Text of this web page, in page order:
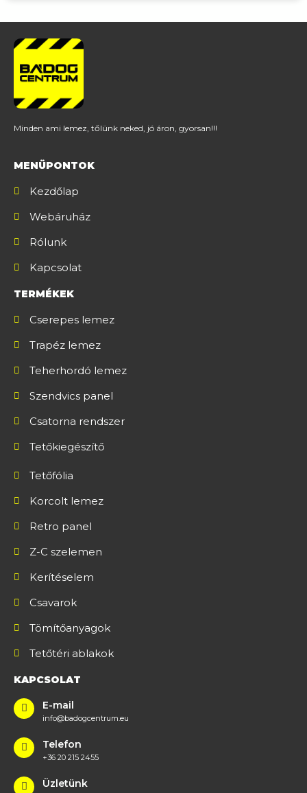
Minden ami lemez, tőlünk neked, jó áron, gyorsan!!!
MENÜPONTOK
Kezdőlap
Webáruház
Rólunk
Kapcsolat
TERMÉKEK
Cserepes lemez
Trapéz lemez
Teherhordó lemez
Szendvics panel
Csatorna rendszer
Tetőkiegészítő
Tetőfólia
Korcolt lemez
Retro panel
Z-C szelemen
Kerítéselem
Csavarok
Tömítőanyagok
Tetőtéri ablakok
KAPCSOLAT
E-mail
info@badogcentrum.eu
Telefon
+36 20 215 2455
Üzletünk